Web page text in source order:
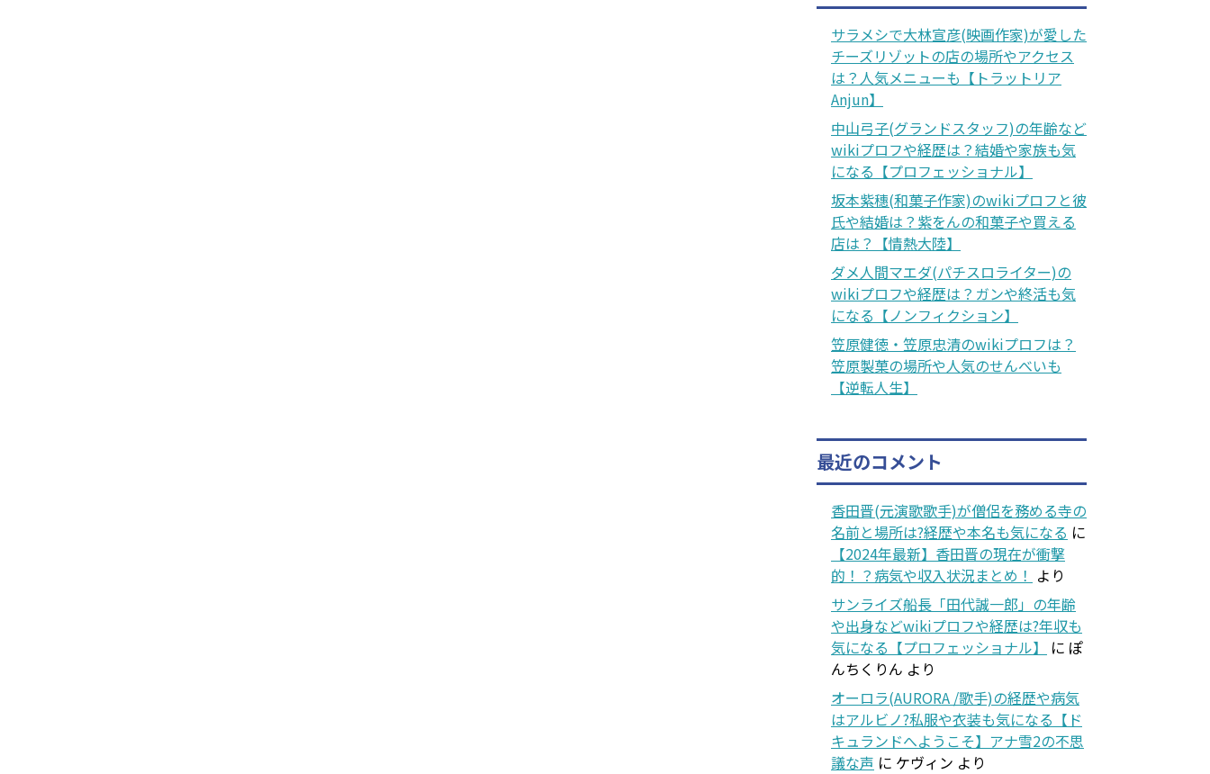
サラメシで大林宣彦(映画作家)が愛した
チーズリゾットの店の場所やアクセス
は？人気メニューも【トラットリア
Anjun】
中山弓子(グランドスタッフ)の年齢など
wikiプロフや経歴は？結婚や家族も気
になる【プロフェッショナル】
坂本紫穗(和菓子作家)のwikiプロフと彼
氏や結婚は？紫をんの和菓子や買える
店は？【情熱大陸】
ダメ人間マエダ(パチスロライター)の
wikiプロフや経歴は？ガンや終活も気
になる【ノンフィクション】
笠原健徳・笠原忠清のwikiプロフは？
笠原製菓の場所や人気のせんべいも
【逆転人生】
最近のコメント
香田晋(元演歌歌手)が僧侶を務める寺の
名前と場所は?経歴や本名も気になる に
【2024年最新】香田晋の現在が衝撃
的！？病気や収入状況まとめ！ より
サンライズ船長「田代誠一郎」の年齢
や出身などwikiプロフや経歴は?年収も
気になる【プロフェッショナル】
に ぽ
んちくりん より
オーロラ(AURORA /歌手)の経歴や病気
はアルビノ?私服や衣装も気になる【ド
キュランドへようこそ】アナ雪2の不思
議な声 に ケヴィン より